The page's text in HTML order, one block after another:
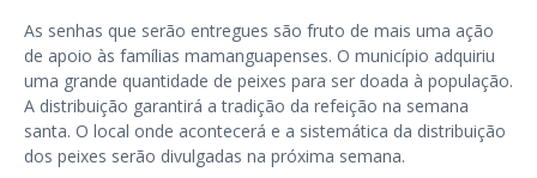
As senhas que serão entregues são fruto de mais uma ação
de apoio às famílias mamanguapenses. O município adquiriu
uma grande quantidade de peixes para ser doada à população.
A distribuição garantirá a tradição da refeição na semana
santa. O local onde acontecerá e a sistemática da distribuição
dos peixes serão divulgadas na próxima semana.